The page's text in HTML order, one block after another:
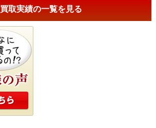
買取実績の一覧を見る